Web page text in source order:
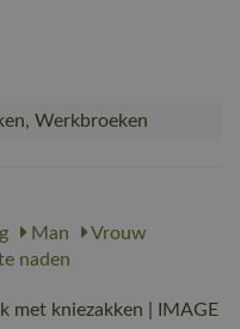
Werkbroeken
Man
Vrouw
naden
met kniezakken | IMAGE